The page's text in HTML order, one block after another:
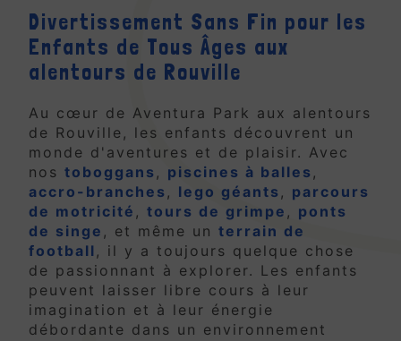
Divertissement Sans Fin pour les
Enfants de Tous Âges aux
alentours de Rouville
Au cœur de Aventura Park aux alentours
de Rouville, les enfants découvrent un
monde d'aventures et de plaisir. Avec
nos toboggans , piscines à balles ,
accro-branches , lego géants , parcours
de motricité , tours de grimpe , ponts
de singe , et même un terrain de
football , il y a toujours quelque chose
de passionnant à explorer. Les enfants
peuvent laisser libre cours à leur
imagination et à leur énergie
débordante dans un environnement